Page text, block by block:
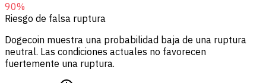
90%
Riesgo de falsa ruptura
Dogecoin muestra una probabilidad baja de una ruptura
neutral. Las condiciones actuales no favorecen
fuertemente una ruptura.